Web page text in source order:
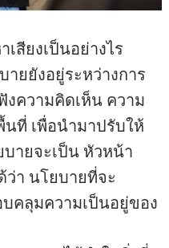
สียงเป็นอย่างไร
ายยังอยู่ระหว่างการ
งความคิดเห็น ความ
ที่ เพื่อนำมาปรับให้
ายจะเป็น หัวหน้า
า นโยบายที่จะ
คลุมความเป็นอยู่ของ